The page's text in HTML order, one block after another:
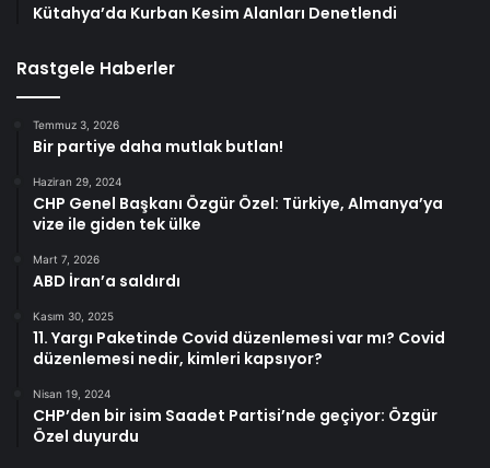
Kütahya’da Kurban Kesim Alanları Denetlendi
Rastgele Haberler
Temmuz 3, 2026
Bir partiye daha mutlak butlan!
Haziran 29, 2024
CHP Genel Başkanı Özgür Özel: Türkiye, Almanya’ya
vize ile giden tek ülke
Mart 7, 2026
ABD İran’a saldırdı
Kasım 30, 2025
11. Yargı Paketinde Covid düzenlemesi var mı? Covid
düzenlemesi nedir, kimleri kapsıyor?
Nisan 19, 2024
CHP’den bir isim Saadet Partisi’nde geçiyor: Özgür
Özel duyurdu